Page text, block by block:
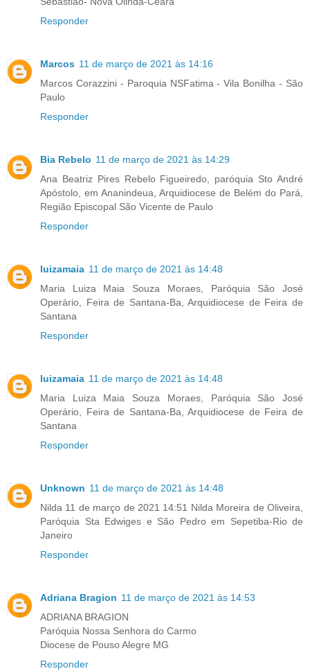
Responder
Marcos 11 de março de 2021 às 14:16
Marcos Corazzini - Paroquia NSFatima - Vila Bonilha - São
Paulo
Responder
Bia Rebelo 11 de março de 2021 às 14:29
Ana Beatriz Pires Rebelo Figueiredo, paróquia Sto André
Apóstolo, em Ananindeua, Arquidiocese de Belém do Pará,
Região Episcopal São Vicente de Paulo
Responder
luizamaia 11 de março de 2021 às 14:48
Maria Luiza Maia Souza Moraes, Paróquia São José
Operário, Feira de Santana-Ba, Arquidiocese de Feira de
Santana
Responder
luizamaia 11 de março de 2021 às 14:48
Maria Luiza Maia Souza Moraes, Paróquia São José
Operário, Feira de Santana-Ba, Arquidiocese de Feira de
Santana
Responder
Unknown 11 de março de 2021 às 14:48
Nilda 11 de março de 2021 14:51 Nilda Moreira de Oliveira,
Paróquia Sta Edwiges e São Pedro em Sepetiba-Rio de
Janeiro
Responder
Adriana Bragion 11 de março de 2021 às 14:53
ADRIANA BRAGION
Paróquia Nossa Senhora do Carmo
Diocese de Pouso Alegre MG
Responder